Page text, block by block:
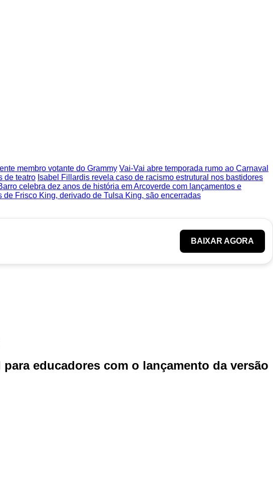
membro votante do Grammy Vai-Vai abre temporada rumo ao Carnaval
de teatro Isabel Fillardis revela caso de racismo estrutural nos bastidores
celebra dez anos de história em Arcoverde com lançamentos e
de Frisco King, derivado de Tulsa King, são encerradas
BAIXAR AGORA
educadores com o lançamento da versão